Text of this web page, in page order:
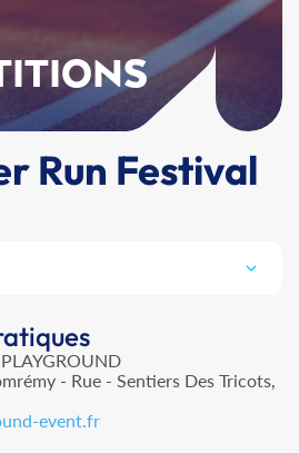
Run Festival
- Rue - Sentiers Des Tricots,
event.fr